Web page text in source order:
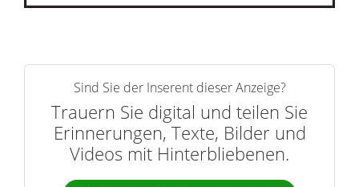
Sind Sie der Inserent dieser Anzeige?
Trauern Sie digital und teilen Sie
Erinnerungen, Texte, Bilder und
Videos mit Hinterbliebenen.